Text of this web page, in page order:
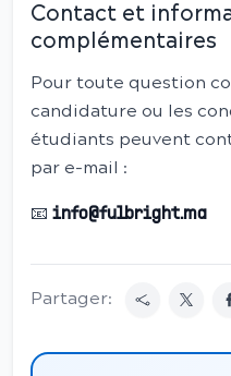
Contact et
complémentaires
Pour toute question
candidature ou les
étudiants peuvent
par e-mail :
📧 info@fulbright.ma
Partager: